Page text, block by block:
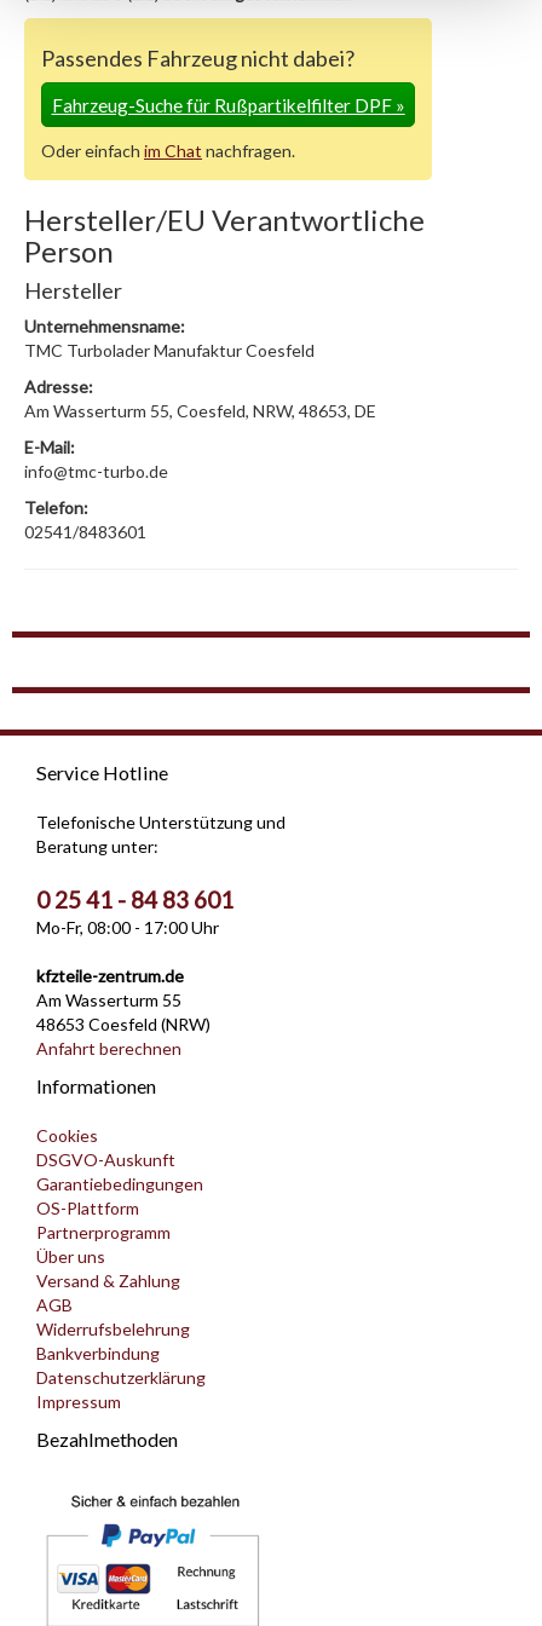
Passendes Fahrzeug nicht dabei?
Fahrzeug-Suche für Rußpartikelfilter DPF»
Oder einfach im Chat nachfragen.
Hersteller/EU Verantwortliche
Person
Hersteller
Unternehmensname:
TMC Turbolader Manufaktur Coesfeld
Adresse:
Am Wasserturm 55, Coesfeld, NRW, 48653, DE
E-Mail:
info@tmc-turbo.de
Telefon:
02541/8483601
Service Hotline
Telefonische Unterstützung und
Beratung unter:
0 25 41 - 84 83 601
Mo-Fr, 08:00 - 17:00 Uhr
kfzteile-zentrum.de
Am Wasserturm 55
48653 Coesfeld (NRW)
Anfahrt berechnen
Informationen
Cookies
DSGVO-Auskunft
Garantiebedingungen
OS-Plattform
Partnerprogramm
Über uns
Versand & Zahlung
AGB
Widerrufsbelehrung
Bankverbindung
Datenschutzerklärung
Impressum
Bezahlmethoden